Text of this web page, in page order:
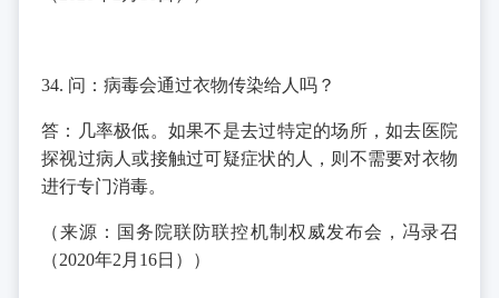
34. 问：病毒会通过衣物传染给人吗？
答：几率极低。如果不是去过特定的场所，如去医院
探视过病人或接触过可疑症状的人，则不需要对衣物
进行专门消毒。
（来源：国务院联防联控机制权威发布会，冯录召
（2020年2月16日））